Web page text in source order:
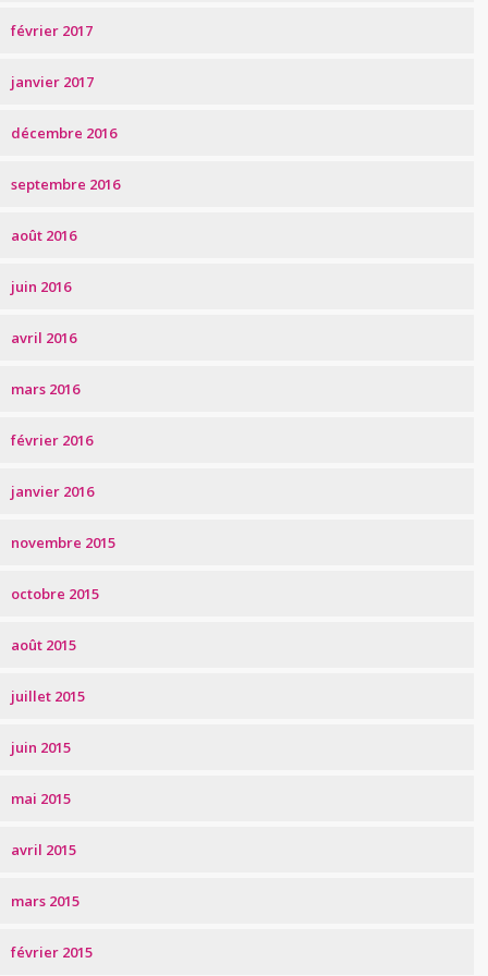
février 2017
janvier 2017
décembre 2016
septembre 2016
août 2016
juin 2016
avril 2016
mars 2016
février 2016
janvier 2016
novembre 2015
octobre 2015
août 2015
juillet 2015
juin 2015
mai 2015
avril 2015
mars 2015
février 2015